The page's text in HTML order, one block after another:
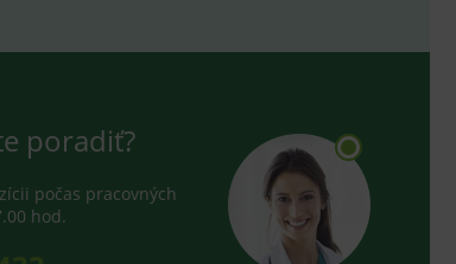
poradiť?
počas pracovných
hod.